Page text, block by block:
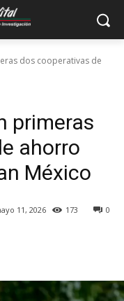
dos cooperativas de
primeras
ahorro
México
11, 2026 0
173